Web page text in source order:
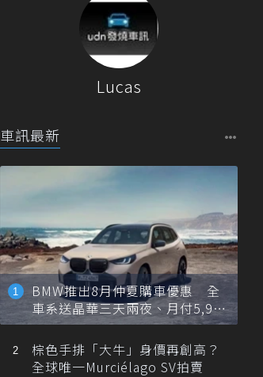
Lucas
車訊最新
BMW推出8月仲夏購車優惠 全
車系送晶華三天兩夜、月付5,900
元起
棕色手排「大牛」身價再創高？
全球唯一Murciélago SV拍賣